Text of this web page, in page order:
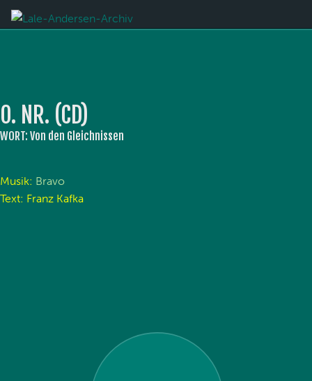
O. NR. (CD)
WORT: Von den Gleichnissen
Musik: Bravo
Text: Franz Kafka